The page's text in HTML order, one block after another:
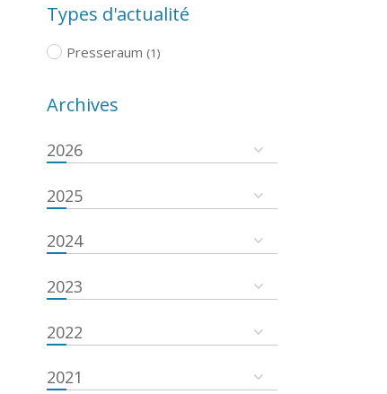
Types d'actualité
Presseraum (1)
Archives
2026
2025
2024
2023
2022
2021